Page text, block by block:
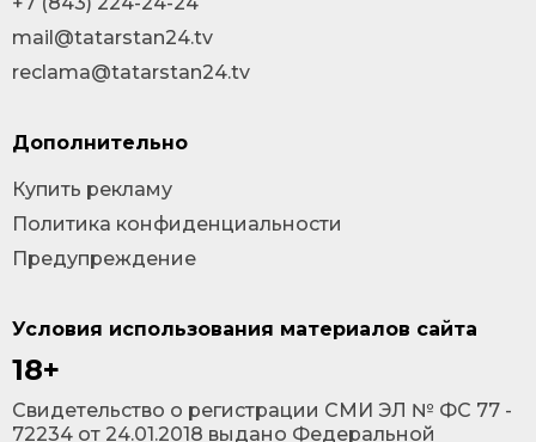
Условия использования материалов сайта
18+
Cвидетельство о регистрации СМИ ЭЛ № ФС 77 -
72234 от 24.01.2018 выдано Федеральной
mail@tatarstan24.tv
reclama@tatarstan24.tv
Дополнительно
Купить рекламу
Политика конфиденциальности
Предупреждение